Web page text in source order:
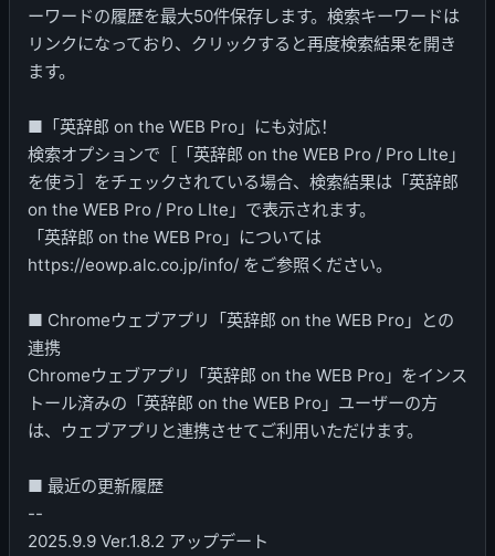
ーワードの履歴を最大50件保存します。検索キーワードは
リンクになっており、クリックすると再度検索結果を開き
ます。
■「英辞郎 on the WEB Pro」にも対応！
検索オプションで［「英辞郎 on the WEB Pro / Pro LIte」
を使う］をチェックされている場合、検索結果は「英辞郎
on the WEB Pro / Pro LIte」で表示されます。
「英辞郎 on the WEB Pro」については
https://eowp.alc.co.jp/info/ をご参照ください。
■ Chromeウェブアプリ「英辞郎 on the WEB Pro」との
連携
Chromeウェブアプリ「英辞郎 on the WEB Pro」をインス
トール済みの「英辞郎 on the WEB Pro」ユーザーの方
は、ウェブアプリと連携させてご利用いただけます。
■ 最近の更新履歴
--
2025.9.9 Ver.1.8.2 アップデート